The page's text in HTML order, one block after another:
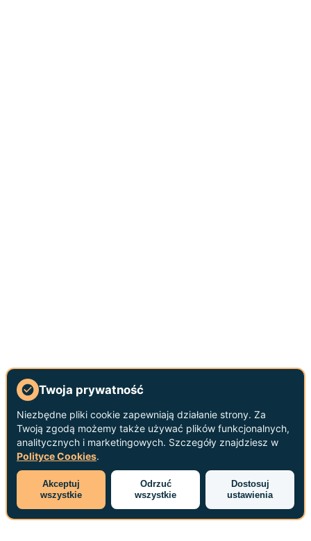
Twoja prywatność
Niezbędne pliki cookie zapewniają działanie strony. Za
Twoją zgodą możemy także używać plików funkcjonalnych,
analitycznych i marketingowych. Szczegóły znajdziesz w
Polityce Cookies.
Akceptuj
wszystkie
Odrzuć
wszystkie
Dostosuj
ustawienia